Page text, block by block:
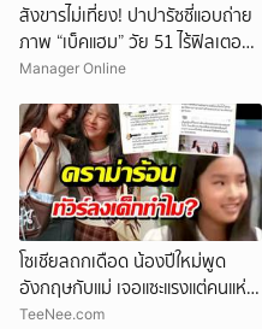
สังขารไม่เที่ยง! ปาปารัซซี่แอบถ่าย
ภาพ “เบ็คแฮม” วัย 51 ไร้ฟิลเตอร์
เผยให้เห็นผมบาง-ศีรษะล้าน
Manager Online
โซเชียลถกเดือด น้องปีใหม่พูด
อังกฤษกับแม่ เจอแซะแรงแต่คนแห่
ปกป้อง
TeeNee.com